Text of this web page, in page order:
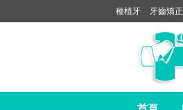
種植牙 牙齒矯正